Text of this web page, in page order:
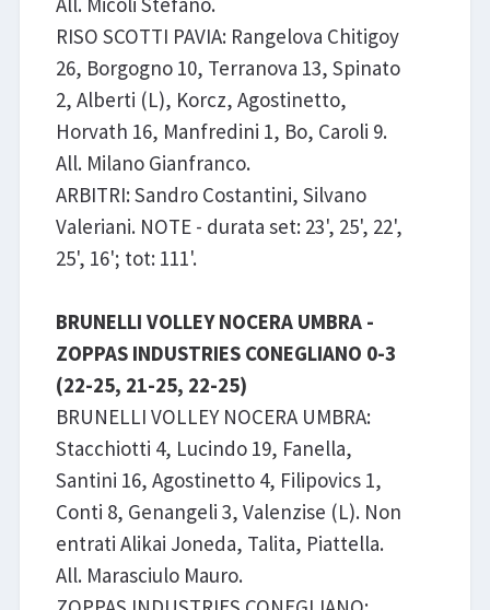
RISO SCOTTI PAVIA: Rangelova Chitigoy
26, Borgogno 10, Terranova 13, Spinato
2, Alberti (L), Korcz, Agostinetto,
Horvath 16, Manfredini 1, Bo, Caroli 9.
All. Milano Gianfranco.
ARBITRI: Sandro Costantini, Silvano
Valeriani. NOTE - durata set: 23', 25', 22',
25', 16'; tot: 111'.
BRUNELLI VOLLEY NOCERA UMBRA -
ZOPPAS INDUSTRIES CONEGLIANO 0-3
(22-25, 21-25, 22-25)
BRUNELLI VOLLEY NOCERA UMBRA:
Stacchiotti 4, Lucindo 19, Fanella,
Santini 16, Agostinetto 4, Filipovics 1,
Conti 8, Genangeli 3, Valenzise (L). Non
entrati Alikai Joneda, Talita, Piattella.
All. Marasciulo Mauro.